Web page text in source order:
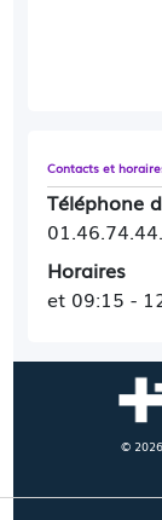
Contacts et
Téléphone
Horaires
et 09:15 -
©